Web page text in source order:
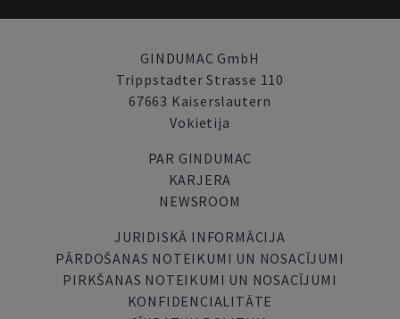
GINDUMAC GmbH
Trippstadter Strasse 110
67663 Kaiserslautern
Vokietija
PAR GINDUMAC
KARJERA
NEWSROOM
JURIDISKĀ INFORMĀCIJA
PĀRDOŠANAS NOTEIKUMI UN NOSACĪJUMI
PIRKŠANAS NOTEIKUMI UN NOSACĪJUMI
KONFIDENCIALITĀTE